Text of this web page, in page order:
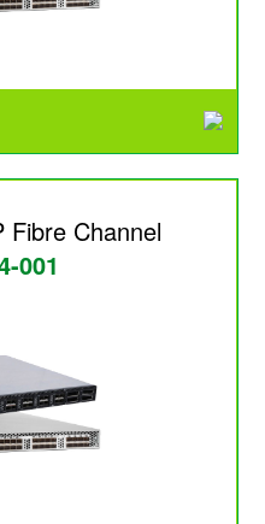
Fibre Channel
001